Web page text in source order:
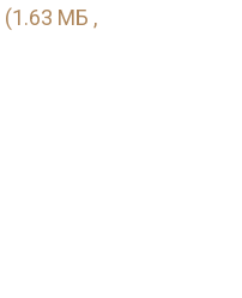
(1.63 МБ ,